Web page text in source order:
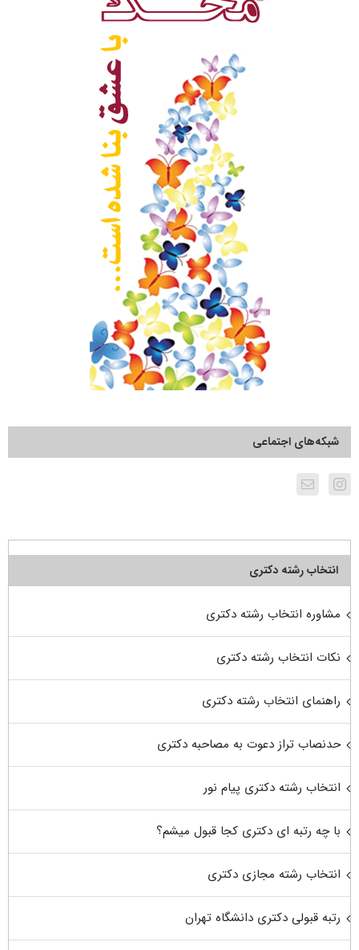
شبکه‌های اجتماعی
انتخاب رشته دکتری
مشاوره انتخاب رشته دکتری
نکات انتخاب رشته دکتری
راهنمای انتخاب رشته دکتری
حدنصاب تراز دعوت به مصاحبه دکتری
انتخاب رشته دکتری پیام نور
با چه رتبه ای دکتری کجا قبول میشم؟
انتخاب رشته مجازی دکتری
رتبه قبولی دکتری دانشگاه تهران